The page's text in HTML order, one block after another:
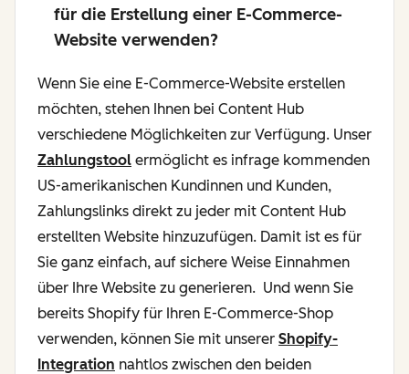
für die Erstellung einer E-Commerce-
Website verwenden?
Wenn Sie eine E-Commerce-Website erstellen
möchten, stehen Ihnen bei Content Hub
verschiedene Möglichkeiten zur Verfügung. Unser
Zahlungstool ermöglicht es infrage kommenden
US-amerikanischen Kundinnen und Kunden,
Zahlungslinks direkt zu jeder mit Content Hub
erstellten Website hinzuzufügen. Damit ist es für
Sie ganz einfach, auf sichere Weise Einnahmen
über Ihre Website zu generieren. Und wenn Sie
bereits Shopify für Ihren E-Commerce-Shop
verwenden, können Sie mit unserer Shopify-
Integration nahtlos zwischen den beiden